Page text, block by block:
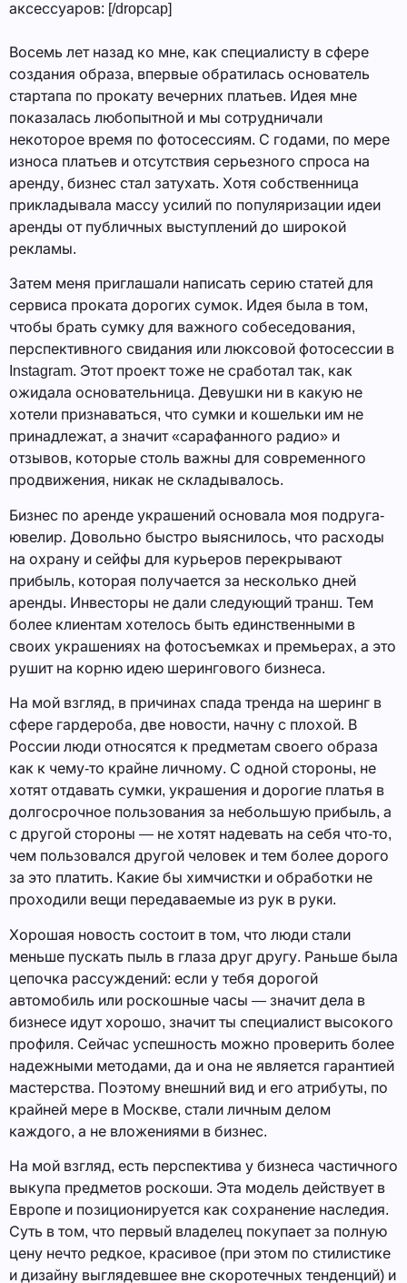
аксессуаров: [/dropcap]
Восемь лет назад ко мне, как специалисту в сфере
создания образа, впервые обратилась основатель
стартапа по прокату вечерних платьев. Идея мне
показалась любопытной и мы сотрудничали
некоторое время по фотосессиям. С годами, по мере
износа платьев и отсутствия серьезного спроса на
аренду, бизнес стал затухать. Хотя собственница
прикладывала массу усилий по популяризации идеи
аренды от публичных выступлений до широкой
рекламы.
Затем меня приглашали написать серию статей для
сервиса проката дорогих сумок. Идея была в том,
чтобы брать сумку для важного собеседования,
перспективного свидания или люксовой фотосессии в
Instagram. Этот проект тоже не сработал так, как
ожидала основательница. Девушки ни в какую не
хотели признаваться, что сумки и кошельки им не
принадлежат, а значит «сарафанного радио» и
отзывов, которые столь важны для современного
продвижения, никак не складывалось.
Бизнес по аренде украшений основала моя подруга-
ювелир. Довольно быстро выяснилось, что расходы
на охрану и сейфы для курьеров перекрывают
прибыль, которая получается за несколько дней
аренды. Инвесторы не дали следующий транш. Тем
более клиентам хотелось быть единственными в
своих украшениях на фотосъемках и премьерах, а это
рушит на корню идею шерингового бизнеса.
На мой взгляд, в причинах спада тренда на шеринг в
сфере гардероба, две новости, начну с плохой. В
России люди относятся к предметам своего образа
как к чему-то крайне личному. С одной стороны, не
хотят отдавать сумки, украшения и дорогие платья в
долгосрочное пользования за небольшую прибыль, а
с другой стороны — не хотят надевать на себя что-то,
чем пользовался другой человек и тем более дорого
за это платить. Какие бы химчистки и обработки не
проходили вещи передаваемые из рук в руки.
Хорошая новость состоит в том, что люди стали
меньше пускать пыль в глаза друг другу. Раньше была
цепочка рассуждений: если у тебя дорогой
автомобиль или роскошные часы — значит дела в
бизнесе идут хорошо, значит ты специалист высокого
профиля. Сейчас успешность можно проверить более
надежными методами, да и она не является гарантией
мастерства. Поэтому внешний вид и его атрибуты, по
крайней мере в Москве, стали личным делом
каждого, а не вложениями в бизнес.
На мой взгляд, есть перспектива у бизнеса частичного
выкупа предметов роскоши. Эта модель действует в
Европе и позиционируется как сохранение наследия.
Суть в том, что первый владелец покупает за полную
цену нечто редкое, красивое (при этом по стилистике
и дизайну выглядевшее вне скоротечных тенденций) и